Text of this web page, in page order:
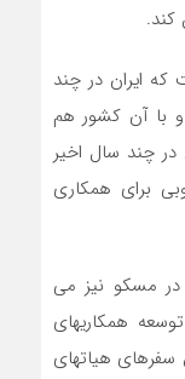
که ایران در چند
و با آن کشور هم
چند سال اخیر
برای همکاری
مسکو نیز می
توسعه همکاریهای
سفرهای هیاتهای